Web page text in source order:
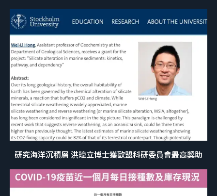
研究海洋沉積層 洪瑋立博士獲歐盟科研委員會最高獎助